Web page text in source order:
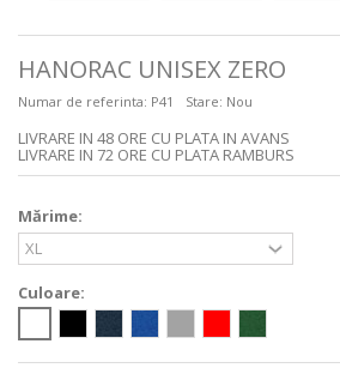
HANORAC UNISEX ZERO
Numar de referinta: P41 Stare: Nou
LIVRARE IN 48 ORE CU PLATA IN AVANS
LIVRARE IN 72 ORE CU PLATA RAMBURS
Mărime:
Culoare: